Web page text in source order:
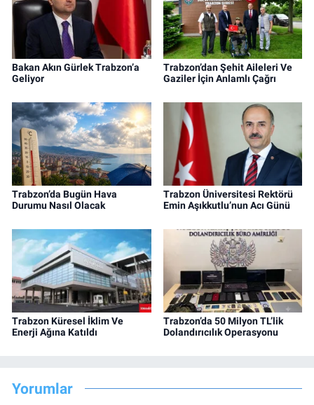
Bakan Akın Gürlek Trabzon’a
Geliyor
Trabzon’dan Şehit Aileleri Ve
Gaziler İçin Anlamlı Çağrı
Trabzon’da Bugün Hava
Durumu Nasıl Olacak
Trabzon Üniversitesi Rektörü
Emin Aşıkkutlu’nun Acı Günü
Trabzon Küresel İklim Ve
Enerji Ağına Katıldı
Trabzon’da 50 Milyon TL’lik
Dolandırıcılık Operasyonu
Yorumlar